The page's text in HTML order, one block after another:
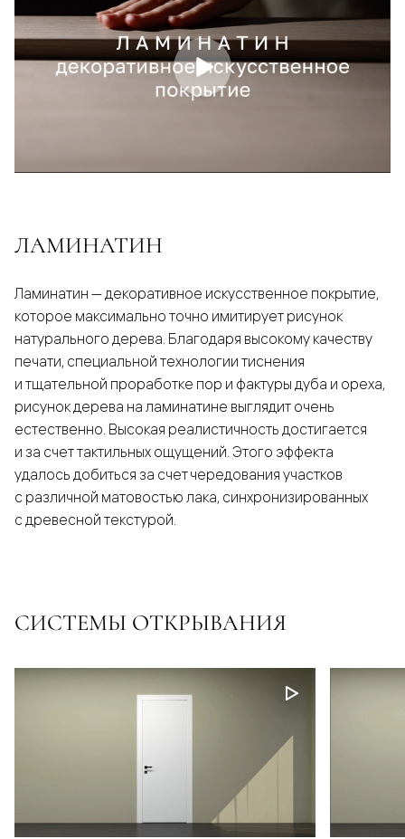
ЛАМИНАТИН
Ламинатин — декоративное искусственное покрытие,
которое максимально точно имитирует рисунок
натурального дерева. Благодаря высокому качеству
печати, специальной технологии тиснения
и тщательной проработке пор и фактуры дуба и ореха,
рисунок дерева на ламинатине выглядит очень
естественно. Высокая реалистичность достигается
и за счет тактильных ощущений. Этого эффекта
удалось добиться за счет чередования участков
с различной матовостью лака, синхронизированных
с древесной текстурой.
СИСТЕМЫ ОТКРЫВАНИЯ